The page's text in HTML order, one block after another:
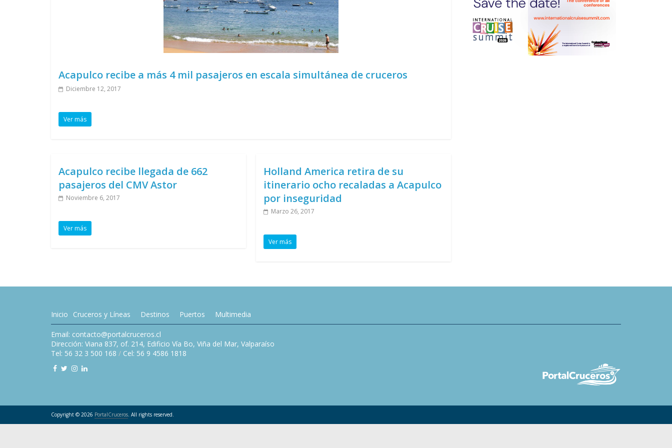
Acapulco recibe a más 4 mil pasajeros en escala simultánea de cruceros
Diciembre 12, 2017
Ver más
Acapulco recibe llegada de 662
pasajeros del CMV Astor
Noviembre 6, 2017
Ver más
Holland America retira de su
itinerario ocho recaladas a Acapulco
por inseguridad
Marzo 26, 2017
Ver más
Inicio Cruceros y Líneas Destinos Puertos Multimedia
Email: contacto@portalcruceros.cl
Dirección: Viana 837, of. 214, Edificio Vía Bo, Viña del Mar, Valparaíso
Tel: 56 32 3 500 168 / Cel: 56 9 4586 1818
Copyright © 2026 PortalCruceros. All rights reserved.